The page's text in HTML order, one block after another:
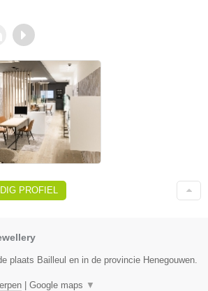
PROFIEL
plaats Bailleul en in de provincie Henegouwen.
Google maps ▼